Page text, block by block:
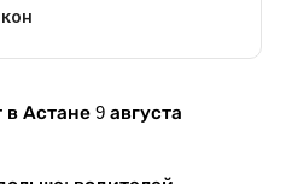
Астане 9 августа